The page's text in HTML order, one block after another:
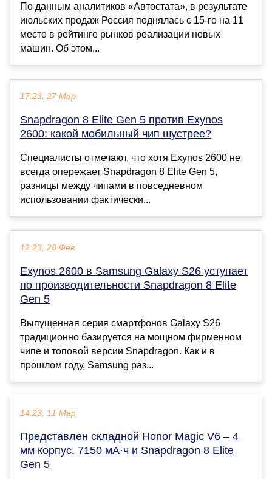
По данным аналитиков «Автостата», в результате
июльских продаж Россия поднялась с 15-го на 11
место в рейтинге рынков реализации новых
машин. Об этом...
17:23, 27 Мар
Snapdragon 8 Elite Gen 5 против Exynos
2600: какой мобильный чип шустрее?
Специалисты отмечают, что хотя Exynos 2600 не
всегда опережает Snapdragon 8 Elite Gen 5,
разницы между чипами в повседневном
использовании фактически...
12:23, 28 Фев
Exynos 2600 в Samsung Galaxy S26 уступает
по производительности Snapdragon 8 Elite
Gen 5
Выпущенная серия смартфонов Galaxy S26
традиционно базируется на мощном фирменном
чипе и топовой версии Snapdragon. Как и в
прошлом году, Samsung раз...
14:23, 11 Мар
Представлен складной Honor Magic V6 – 4
мм корпус, 7150 мА·ч и Snapdragon 8 Elite
Gen 5